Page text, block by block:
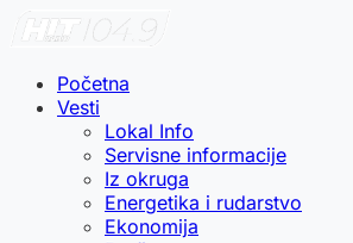
Početna
Vesti
Lokal Info
Servisne informacije
Iz okruga
Energetika i rudarstvo
Ekonomija